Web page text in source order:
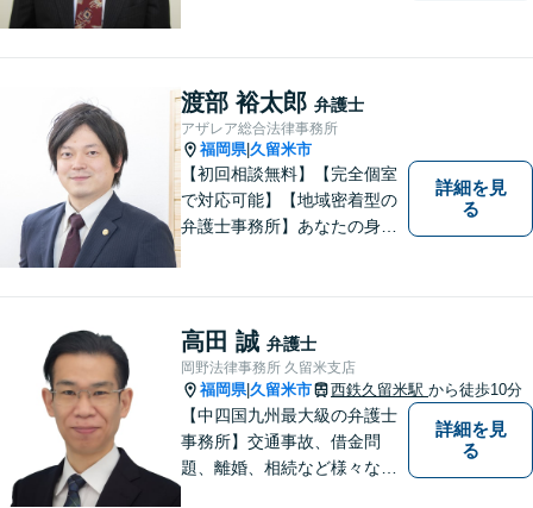
トラブルが起こったら、まず
はご相談ください。【夜間対
応可】
渡部 裕太郎 弁護士
アザレア総合法律事務所
福岡県|久留米市
【初回相談無料】【完全個室
で対応可能】【地域密着型の
弁護士事務所】あなたの身近
問題解決まで丁寧にお手伝い
します！少しでもお悩みの方
はお気軽にご相談ください。
詳細を見
る
高田 誠 弁護士
岡野法律事務所 久留米支店
福岡県|久留米市 西鉄久留米駅 から徒歩10分
【中四国九州最大級の弁護士
事務所】交通事故、借金問
題、離婚、相続など様々な問
詳細を見
る